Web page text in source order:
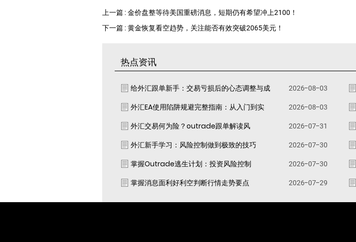
上一篇 : 金价盘整等待美国重磅消息，短期仍有希望冲上2100！
下一篇 : 黄金恢复看空趋势，关注能否有效突破2065美元！
热点资讯
给外汇跟单新手：交易亏损后的心态调整与成 2026-08-03
外汇EA使用陷阱规避完整指南：从入门到实
2026-08-03
外汇交易何为险？outrade跟单解读风
2026-07-31
外汇新手学习：风险控制做到极致的技巧
2026-07-30
掌握Outrade逃生计划：投资风险控制
2026-07-30
掌握消息面利好利空判断行情走势要点
2026-07-29